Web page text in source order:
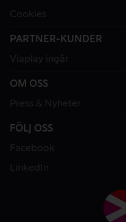
Cookies
PARTNER-KUNDER
Viaplay ingår
OM OSS
Press & Nyheter
FÖLJ OSS
Facebook
LinkedIn